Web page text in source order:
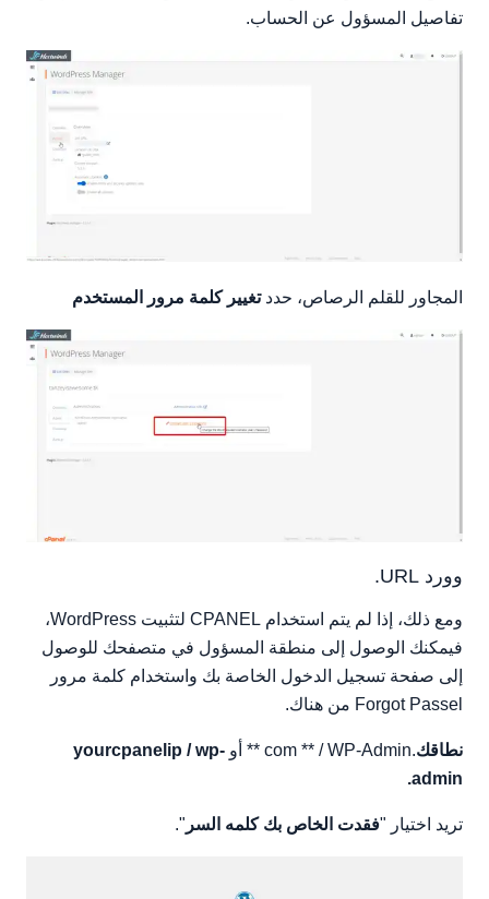
تفاصيل المسؤول عن الحساب.
المجاور للقلم الرصاص، حددتغيير كلمة مرور المستخدم
وورد URL.
ومع ذلك، إذا لم يتم استخدام CPANEL لتثبيت WordPress،
فيمكنك الوصول إلى منطقة المسؤول في متصفحك للوصول
إلى صفحة تسجيل الدخول الخاصة بك واستخدام كلمة مرور
Forgot Passel من هناك.
نطاقك.com ** / WP-Admin ** أو
yourcpanelip / wp-
admin.
تريد اختيار "فقدت الخاص بك كلمه السر ".